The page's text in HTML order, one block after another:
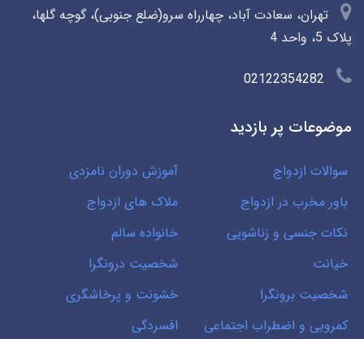
تهران، سعادت آباد، چهارراه سرو(ضلع جنوبی)، گوچه گلها،
پلاک 5، واحد 4
02122354282
موضوعات پر بازدید
سوالات ازدواج
آموزش دوران نامزدی
باور مخرب در ازدواج
ملاک های ازدواج
نکات جنسی و زناشویی
خانواده سالم
خیانت
شخصیت درونگرا
شخصیت برونگرا
خشونت و پرخاشگری
کمرویی و اضطراب اجتماعی
افسردگی